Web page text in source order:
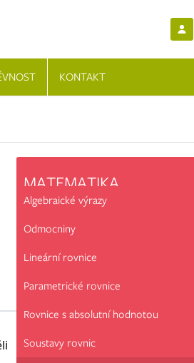
KONTAKT
MATEMATIKA
Algebraické výrazy
Odmocniny
Lineární rovnice
Parametrické rovnice
Rovnice s absolutní hodnotou
Soustavy rovnic